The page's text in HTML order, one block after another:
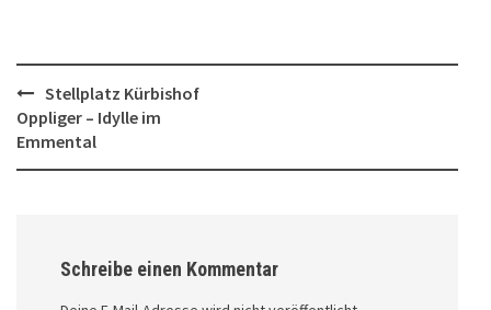
Post
navigation
Stellplatz Kürbishof
Oppliger – Idylle im
Emmental
Schreibe einen Kommentar